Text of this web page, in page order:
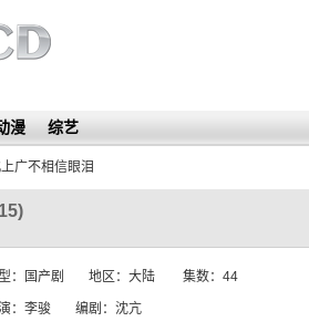
漫 综艺
广不相信眼泪
： 国产剧 地区： 大陆 集数： 44
： 李骏 编剧： 沈亢